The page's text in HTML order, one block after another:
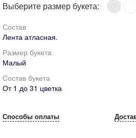
Выберите размер букета:
Состав
Лента атласная.
Размер букета
Малый
Состав букета
От 1 до 31 цветка
Способы оплаты